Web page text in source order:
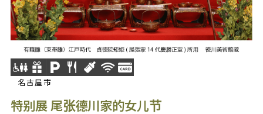
名古屋市
特别展 尾张德川家的女儿节